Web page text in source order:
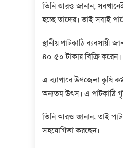
তিনি আরও জানান,
হচ্ছে তাদের। তাই সবাই
স্থানীয় পাটকাঠি ব্যবসায়ী
৪০-৫০ টাকায় বিক্রি
এ ব্যাপারে উপজেলা কৃষি
অন্যতম উৎস। এ পাটকাঠি
তিনি আরও জানান, তাই পাট
সহযোগিতা করছেন।